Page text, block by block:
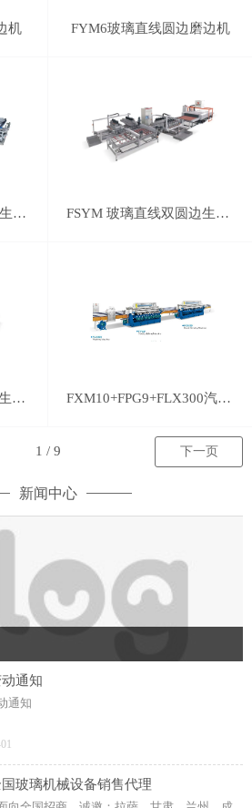
机 FYM6玻璃直线圆边磨边机
玻璃直线双边磨边机组生产线 FSYM 玻璃直线双圆边生产线
FSYM 玻璃直线双圆边生产线 FXM10+FPG9+FLX300汽车后视镜磨边线
下一页
新闻中心
通知
通知
玻璃机械设备销售代理